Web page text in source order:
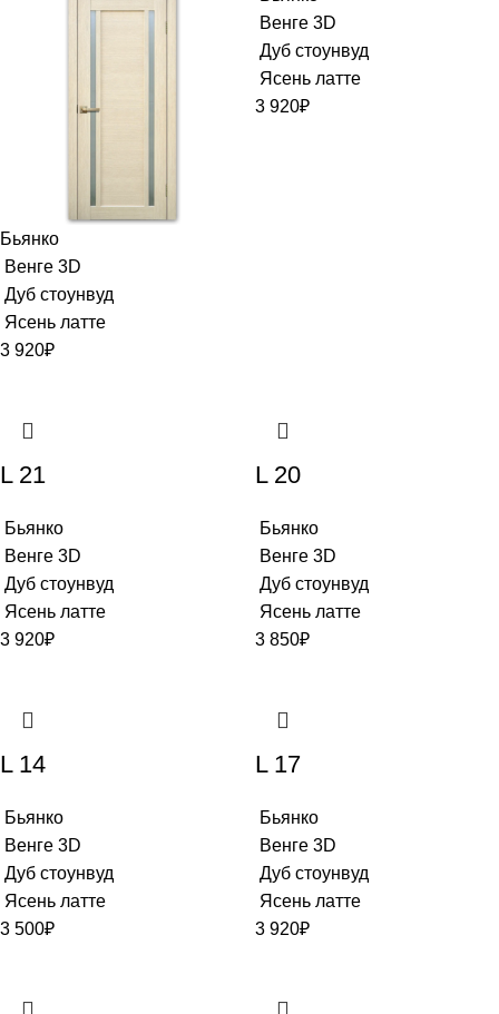
Бьянко
Венге 3D
Дуб стоунвуд
Ясень латте
3 920₽
Венге 3D
Дуб стоунвуд
Ясень латте
3 920₽
L 21
Бьянко
Венге 3D
Дуб стоунвуд
Ясень латте
3 920₽
L 20
Бьянко
Венге 3D
Дуб стоунвуд
Ясень латте
3 850₽
L 14
Бьянко
Венге 3D
Дуб стоунвуд
Ясень латте
3 500₽
L 17
Бьянко
Венге 3D
Дуб стоунвуд
Ясень латте
3 920₽